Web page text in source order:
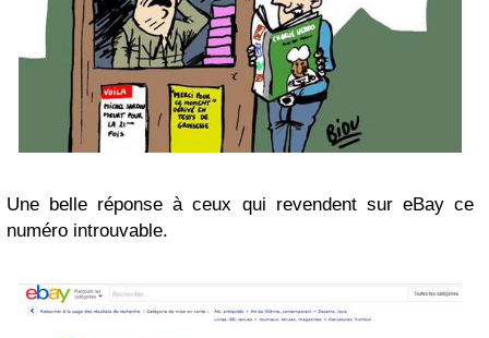
Une belle réponse à ceux qui revendent sur eBay ce
numéro introuvable.